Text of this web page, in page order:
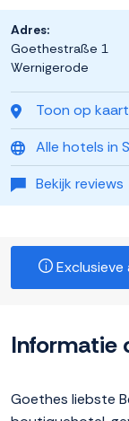
Toon op kaart
Alle hotels in
Bekijk reviews
Adres:
Goethestraße 1
Wernigerode
Informatie
Goethes liebste